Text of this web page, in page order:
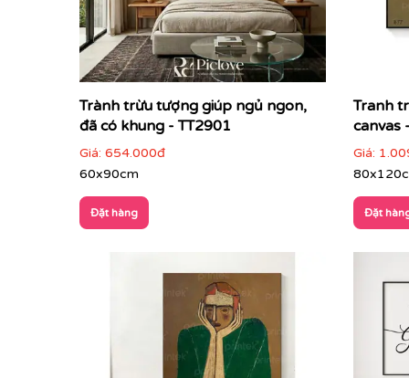
Trành trừu tượng giúp ngủ ngon,
đã có khung - TT2901
Giá: 654.000đ
60x90cm
Đặt hàng
Tranh
canvas
Giá:
Đặt